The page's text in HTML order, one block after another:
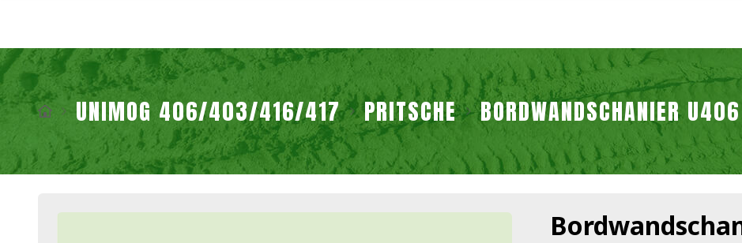
UNIMOG 406/403/416/417 PRITSCHE BORDWANDSCHANIER U406